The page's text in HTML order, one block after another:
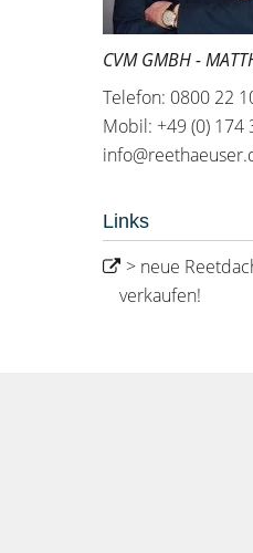
CVM GMBH -
Telefon: 0800 22
Mobil: +49 (0) 174
Links
> neue
verkaufen!